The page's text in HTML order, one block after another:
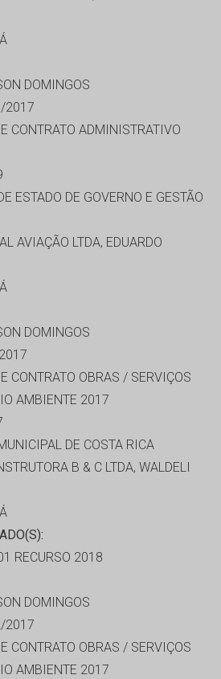
DOMINGOS
2017
CONTRATO ADMINISTRATIVO
ESTADO DE GOVERNO E GESTÃO
AVIAÇÃO LTDA, EDUARDO
DOMINGOS
CONTRATO OBRAS / SERVIÇOS
AMBIENTE 2017
DE COSTA RICA
B & C LTDA, WALDELI
RECURSO 2018
DOMINGOS
2017
CONTRATO OBRAS / SERVIÇOS
AMBIENTE 2017